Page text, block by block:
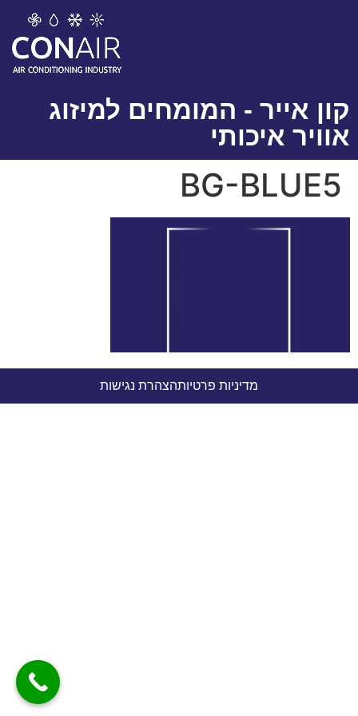
קון אייר - המומחים למיזוג
אוויר איכותי
BG-BLUE5
מדיניות פרטיותהצהרת נגישות